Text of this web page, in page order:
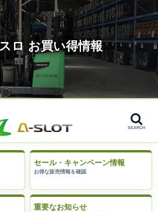
SEARCH
セール・キャンペーン情報
重要なお知らせ